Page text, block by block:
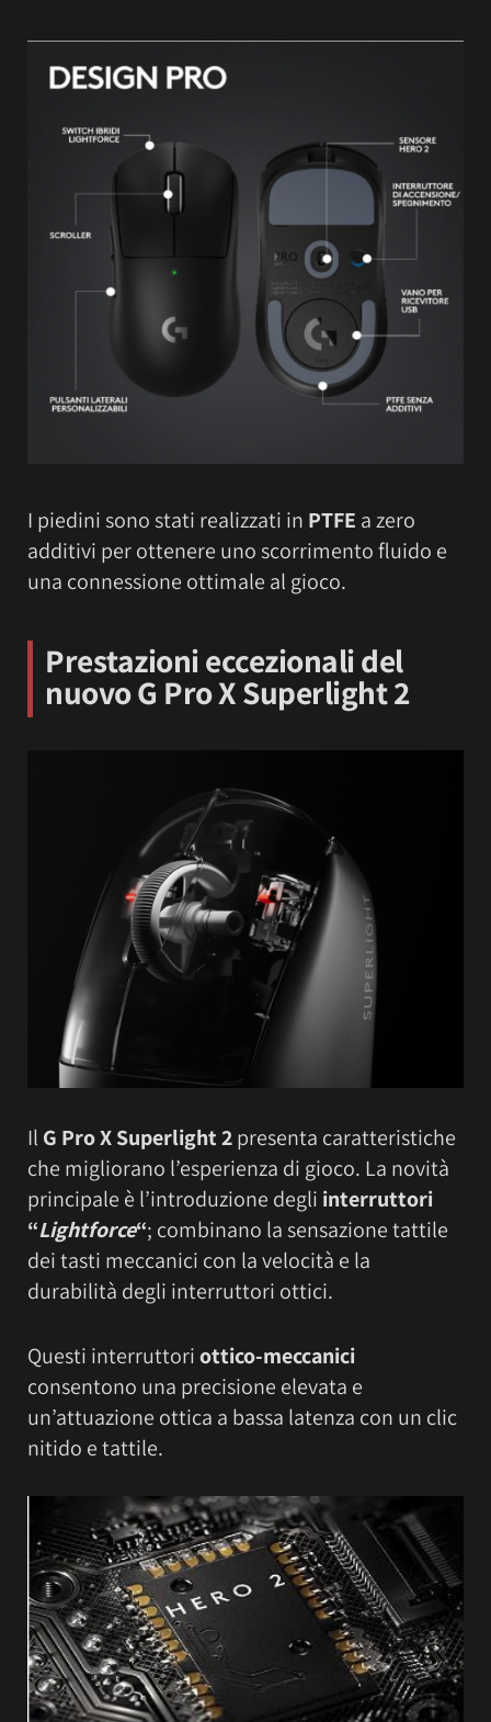
I piedini sono stati realizzati in PTFE a zero
additivi per ottenere uno scorrimento fluido e
una connessione ottimale al gioco.
Prestazioni eccezionalidel
nuovo G Pro X Superlight 2
Il G Pro X Superlight 2presenta caratteristiche
che migliorano l’esperienza di gioco. La novità
principale è l’introduzione degli interruttori
“Lightforce“; combinano la sensazione tattile
dei tasti meccanici con la velocità e la
durabilità degli interruttori ottici.
Questi interruttoriottico-meccanici
consentono una precisione elevata e
un’attuazione ottica a bassa latenza con un clic
nitido e tattile.